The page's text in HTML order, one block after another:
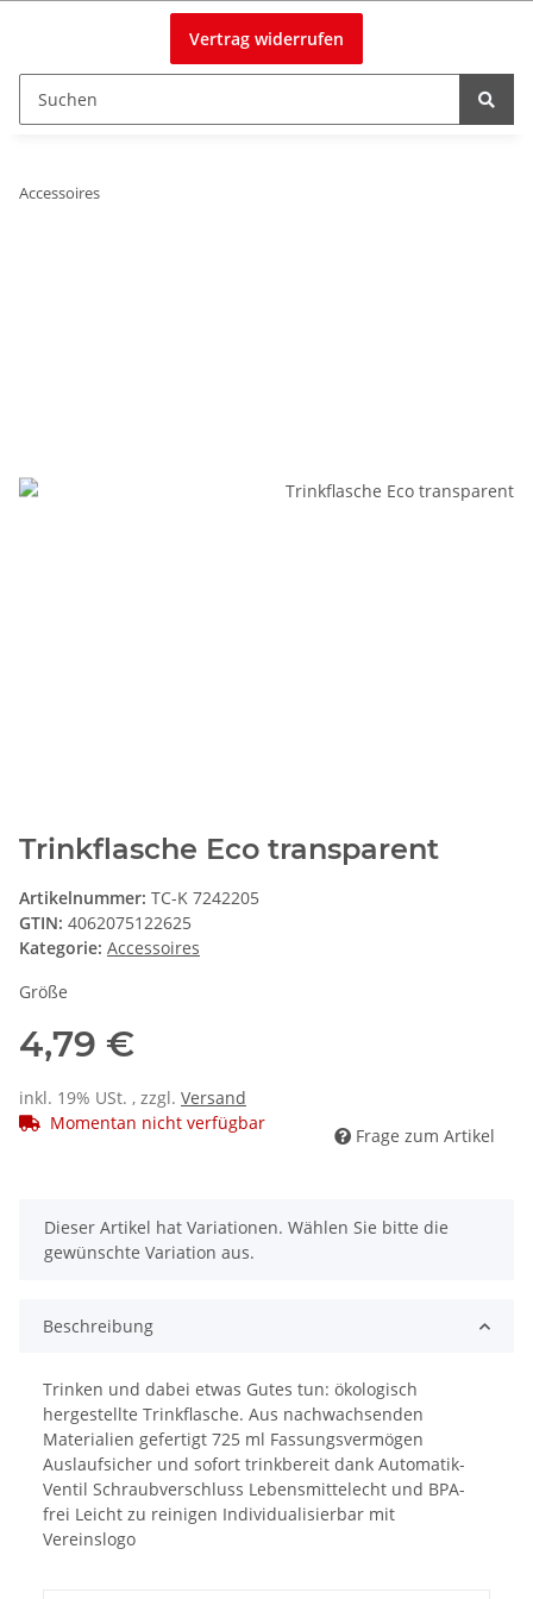
Vertrag widerrufen
Accessoires
Trinkflasche Eco transparent
Artikelnummer: TC-K 7242205
GTIN: 4062075122625
Kategorie: Accessoires
Größe
4,79 €
inkl. 19% USt. , zzgl. Versand
Momentan nicht verfügbar
Frage zum Artikel
x
Dieser Artikel hat Variationen. Wählen Sie bitte die
gewünschte Variation aus.
Beschreibung
Trinken und dabei etwas Gutes tun: ökologisch
hergestellte Trinkflasche. Aus nachwachsenden
Materialien gefertigt 725 ml Fassungsvermögen
Auslaufsicher und sofort trinkbereit dank Automatik-
Ventil Schraubverschluss Lebensmittelecht und BPA-
frei Leicht zu reinigen Individualisierbar mit
Vereinslogo